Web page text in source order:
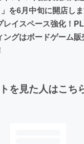
を6月中旬に開店し
レイスペース強化！
ングはボードゲーム
を見た人はこち